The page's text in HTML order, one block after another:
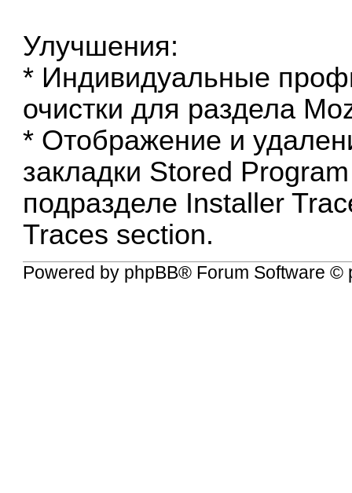
Улучшения:
* Индивидуальные
очистки для раздела
* Отображение и
закладки Stored
подразделе Installer
Traces section.
Powered by phpBB® Forum Software ©